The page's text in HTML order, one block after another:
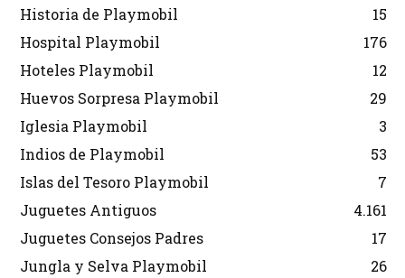
Historia de Playmobil
15
Hospital Playmobil
176
Hoteles Playmobil
12
Huevos Sorpresa Playmobil
29
Iglesia Playmobil
3
Indios de Playmobil
53
Islas del Tesoro Playmobil
7
Juguetes Antiguos
4.161
Juguetes Consejos Padres
17
Jungla y Selva Playmobil
26